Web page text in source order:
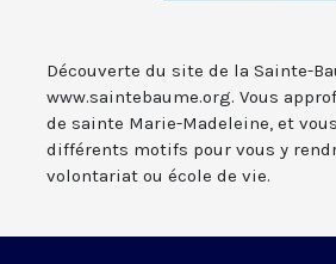
Découverte du site de la Sainte-
www.saintebaume.org. Vous
de sainte Marie-Madeleine, et
différents motifs pour vous y
volontariat ou école de vie.